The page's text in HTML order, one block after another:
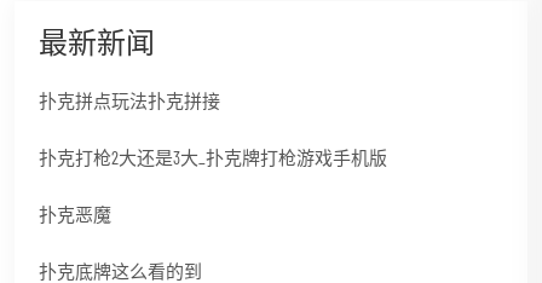
最新新闻
扑克拼点玩法扑克拼接
扑克打枪2大还是3大_扑克牌打枪游戏手机版
扑克恶魔
扑克底牌这么看的到